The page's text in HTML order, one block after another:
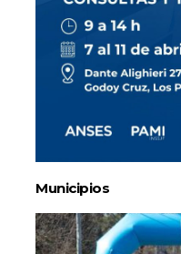
Municipios